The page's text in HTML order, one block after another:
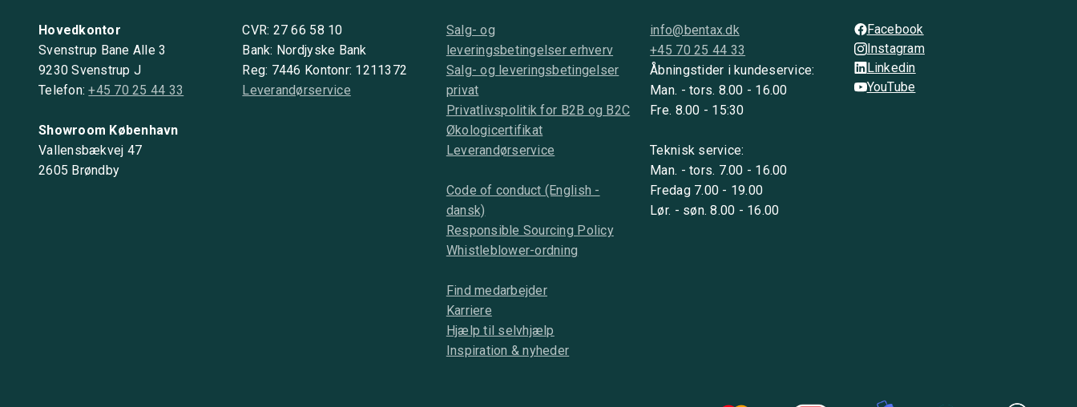
Hovedkontor
Svenstrup Bane Alle 3
9230 Svenstrup J
Telefon:+45 70 25 44 33
Showroom København
Vallensbækvej 47
2605 Brøndby
CVR: 27 66 58 10
Bank: Nordjyske Bank
Reg: 7446 Kontonr: 1211372
Leverandørservice
Salg- og
leveringsbetingelser erhverv
Salg- og leveringsbetingelser
privat
Privatlivspolitik for B2B og B2C
Økologicertifikat
Leverandørservice
Code of conduct (English -
dansk)
Responsible Sourcing Policy
Whistleblower-ordning
Find medarbejder
Karriere
Hjælp til selvhjælp
Inspiration & nyheder
info@bentax.dk
+45 70 25 44 33
Åbningstider i kundeservice:
Man. - tors. 8.00 - 16.00
Fre. 8.00 - 15:30
Teknisk service:
Man. - tors. 7.00 - 16.00
Fredag 7.00 - 19.00
Lør. - søn. 8.00 - 16.00
Facebook
Instagram
Linkedin
YouTube